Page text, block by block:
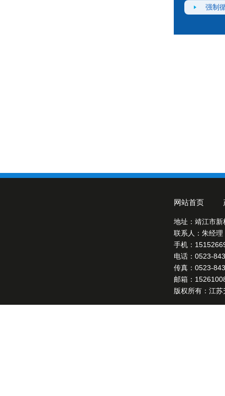
强制
网站首页
地址：靖江市
联系人：朱经理
手机：
电话：0523-
传真：0523-
邮箱：
版权所有：江